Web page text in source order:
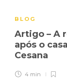
BLOG
Artigo – A
após o
Cesana
4 min